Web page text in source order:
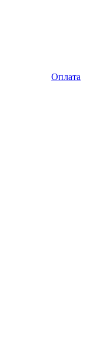
Оплата